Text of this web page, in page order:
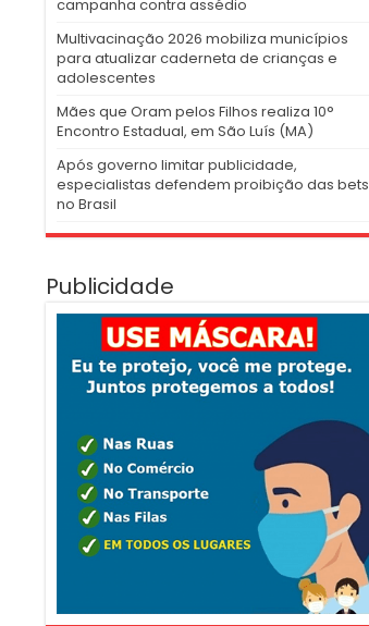
campanha contra assédio
Multivacinação 2026 mobiliza municípios
para atualizar caderneta de crianças e
adolescentes
Mães que Oram pelos Filhos realiza 10°
Encontro Estadual, em São Luís (MA)
Após governo limitar publicidade,
especialistas defendem proibição das bets
no Brasil
Publicidade